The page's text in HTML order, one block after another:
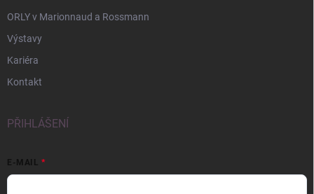
ORLY v Marionnaud a Rossmann
Výstavy
Kariéra
Kontakt
PŘIHLÁŠENÍ
E-MAIL